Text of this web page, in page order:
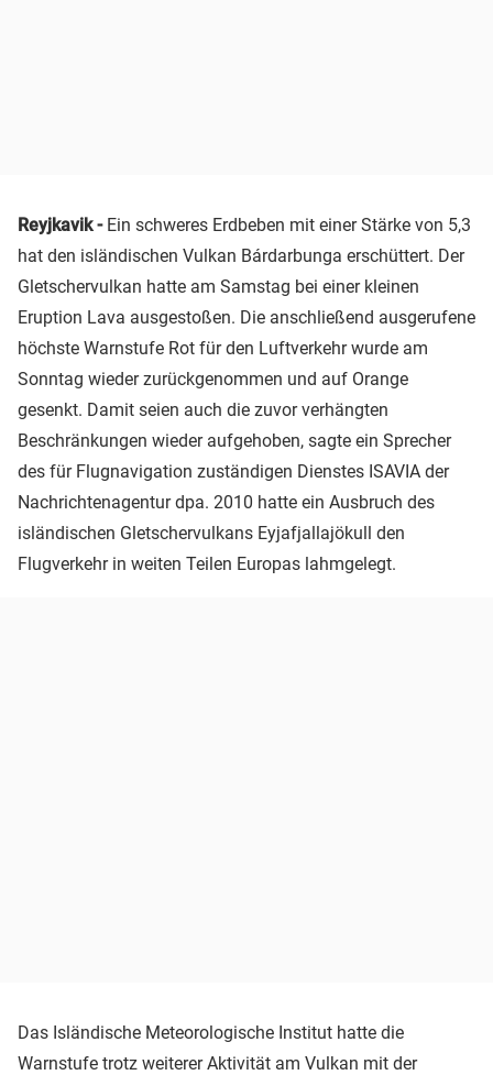
Reyjkavik - Ein schweres Erdbeben mit einer Stärke von 5,3
hat den isländischen Vulkan Bárdarbunga erschüttert. Der
Gletschervulkan hatte am Samstag bei einer kleinen
Eruption Lava ausgestoßen. Die anschließend ausgerufene
höchste Warnstufe Rot für den Luftverkehr wurde am
Sonntag wieder zurückgenommen und auf Orange
gesenkt. Damit seien auch die zuvor verhängten
Beschränkungen wieder aufgehoben, sagte ein Sprecher
des für Flugnavigation zuständigen Dienstes ISAVIA der
Nachrichtenagentur dpa. 2010 hatte ein Ausbruch des
isländischen Gletschervulkans Eyjafjallajökull den
Flugverkehr in weiten Teilen Europas lahmgelegt.
Das Isländische Meteorologische Institut hatte die
Warnstufe trotz weiterer Aktivität am Vulkan mit der